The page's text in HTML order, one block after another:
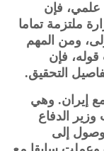
علمي، فإن
ملتزمة تماما
ومن المهم
فإن
التحقيق.
إيران. وهي
الدفاع
إلى